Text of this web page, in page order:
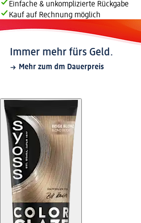
Einfache & unkomplizierte Rückgabe
Kauf auf Rechnung möglich
Immer mehr fürs Geld.
Mehr zum dm Dauerpreis